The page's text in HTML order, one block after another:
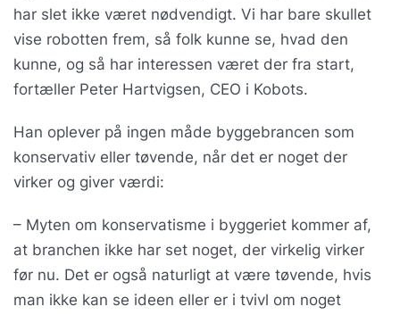
har slet ikke været nødvendigt. Vi har bare skullet
vise robotten frem, så folk kunne se, hvad den
kunne, og så har interessen været der fra start,
fortæller Peter Hartvigsen, CEO i Kobots.
Han oplever på ingen måde byggebrancen som
konservativ eller tøvende, når det er noget der
virker og giver værdi:
– Myten om konservatisme i byggeriet kommer af,
at branchen ikke har set noget, der virkelig virker
før nu. Det er også naturligt at være tøvende, hvis
man ikke kan se ideen eller er i tvivl om noget